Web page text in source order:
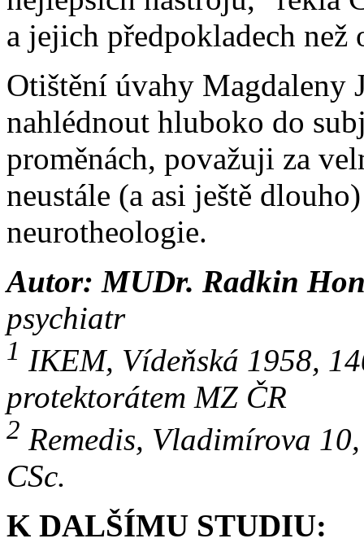
a jejich předpokladech
Otištění úvahy Magdaleny
nahlédnout hluboko do
proměnách, považuji za
neustále (a asi ještě
neurotheologie.
Autor: MUDr. Radkin
psychiatr
1 IKEM, Vídeňská 1958,
protektorátem MZ ČR
2 Remedis, Vladimírova
CSc.
K DALŠÍMU STUDIU: